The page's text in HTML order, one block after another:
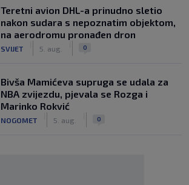
Teretni avion DHL-a prinudno sletio
nakon sudara s nepoznatim objektom,
na aerodromu pronađen dron
SVIJET 5. aug. 0
Bivša Mamićeva supruga se udala za
NBA zvijezdu, pjevala se Rozga i
Marinko Rokvić
NOGOMET 5. aug. 0